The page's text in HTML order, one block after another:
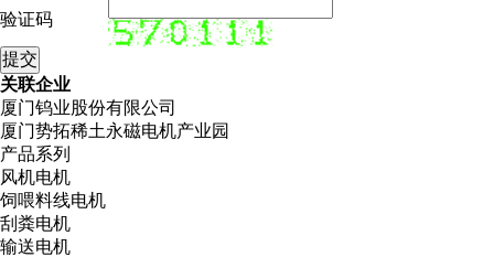
验证码
关联企业
厦门钨业股份有限公司
厦门势拓稀土永磁电机产业园
产品系列
风机电机
饲喂料线电机
刮粪电机
输送电机